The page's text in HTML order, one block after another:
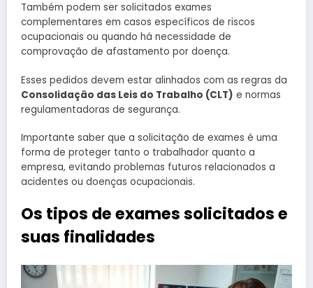
Também podem ser solicitados exames
complementares em casos específicos de riscos
ocupacionais ou quando há necessidade de
comprovação de afastamento por doença.
Esses pedidos devem estar alinhados com as regras da
Consolidação das Leis do Trabalho (CLT) e normas
regulamentadoras de segurança.
Importante saber que a solicitação de exames é uma
forma de proteger tanto o trabalhador quanto a
empresa, evitando problemas futuros relacionados a
acidentes ou doenças ocupacionais.
Os tipos de exames solicitados e
suas finalidades